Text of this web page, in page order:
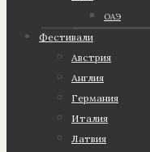
ОАЭ
Фестивали
Австрия
Англия
Германия
Италия
Латвия